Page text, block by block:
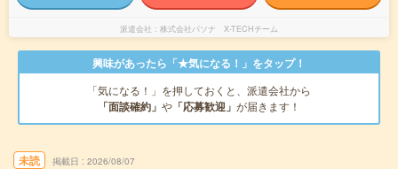
派遣会社 株式会社パソナ X-TECHチーム
興味があったら「★気になる！」をタップ！
「気になる！」を押しておくと、派遣会社から
「面談確約」 や 「応募歓迎」 が届きます！
未読 掲載日 2026/08/07